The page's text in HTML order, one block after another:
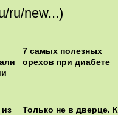
ru/new...)
7 самых полезных
орехов при диабете
из
Только не в дверце.